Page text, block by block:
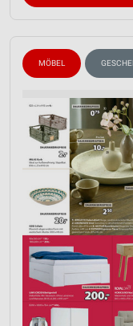
MÖBEL
Verwendung von
Erstellung von
von Inhalten
Verwendung von
personalisierter
Messung der
Messung der
Analyse von
Kombinationen von
Quellen